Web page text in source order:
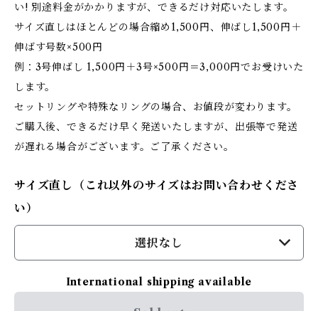
い! 別途料金がかかりますが、できるだけ対応いたします。
サイズ直しはほとんどの場合縮め1,500円、伸ばし1,500円＋
伸ばす号数×500円
例：3号伸ばし 1,500円＋3号×500円＝3,000円でお受けいた
します。
セットリングや特殊なリングの場合、お値段が変わります。
ご購入後、できるだけ早く発送いたしますが、出張等で発送
が遅れる場合がございます。ご了承ください。
サイズ直し（これ以外のサイズはお問い合わせくださ
い）
選択なし
International shipping available